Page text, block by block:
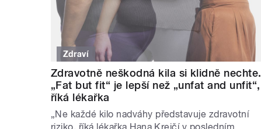
Zdraví
Zdravotně neškodná kila si klidně nechte.
„Fat but fit“ je lepší než „unfat and unfit“,
říká lékařka
„Ne každé kilo nadváhy představuje zdravotní